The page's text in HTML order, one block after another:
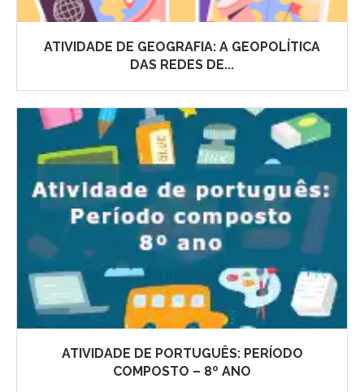
ATIVIDADE DE GEOGRAFIA: A GEOPOLÍTICA
DAS REDES DE...
ATIVIDADE DE PORTUGUÊS: PERÍODO
COMPOSTO – 8º ANO